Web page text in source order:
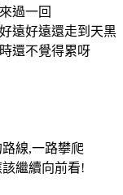
過一回
遠好遠還走到天黑
還不覺得累呀
線,一路攀爬
繼續向前看!